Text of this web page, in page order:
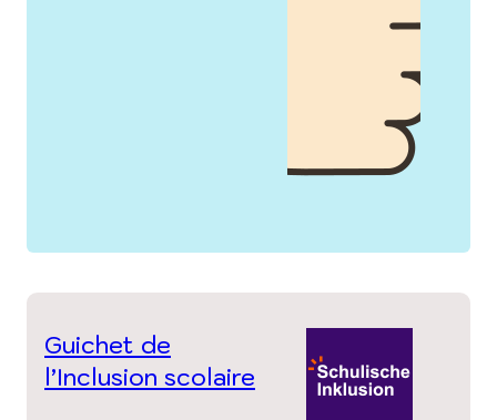
Guichet de
l’Inclusion scolaire